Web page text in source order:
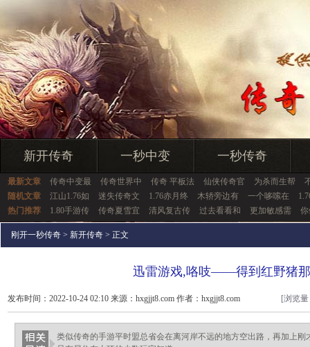
新开传奇 一秒中变 一秒传奇
最新文章 传奇中变最 传奇世界中 传奇 平板法 仙侠传奇官 为杀而生帮
随机文章
江山1.76如 迷失传奇文 1.76赤月终 木轿旁边有 一个哆嗦在
热门推荐
1.80手游传 传奇夏雪宜 清风复古传 过去看看和 更加敏感需
刚开一秒传奇 > 新开传奇 > 正文
迅雷游戏,咯吱——得到红野猪
发布时间：2022-10-24 02:10 来源：hxgjjt8.com 作者：hxgjjt8.com [浏览
类似传奇的手游平时盟总省会在离河岸不远的地方空出路，再加上